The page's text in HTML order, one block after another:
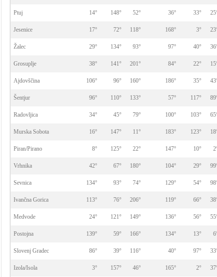
Ptuj 14° 148° 52° 36° 33°
Jesenice 17° 72° 118° 168° 3°
Žalec 29° 134° 93° 97° 40°
Grosuplje 38° 141° 201° 84° 22°
Ajdovščina 106° 96° 160° 186° 35°
Šentjur 96° 110° 133° 57° 117°
Radovljica 34° 45° 79° 100° 103°
Murska Sobota 16° 147° 11° 183° 123°
Piran/Pirano 8° 125° 22° 147° 10°
Vrhnika 42° 67° 180° 104° 29°
Sevnica 134° 93° 74° 129° 54°
Ivančna Gorica 113° 76° 206° 119° 66°
Medvode 24° 121° 149° 136° 56°
Postojna 139° 59° 166° 134° 13°
Slovenj Gradec 86° 39° 116° 40° 97°
Izola/Isola 3° 157° 46° 165° 2°